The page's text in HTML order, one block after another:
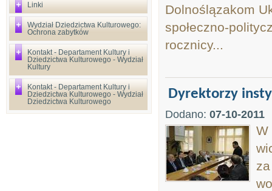
Linki
Wydział Dziedzictwa Kulturowego:
Ochrona zabytków
Kontakt - Departament Kultury i
Dziedzictwa Kulturowego - Wydział
Kultury
Kontakt - Departament Kultury i
Dziedzictwa Kulturowego - Wydział
Dziedzictwa Kulturowego
Dolnoślązakom
społeczno-
rocznicy...
Dyrektorzy
Dodano: 07-10-2011
W